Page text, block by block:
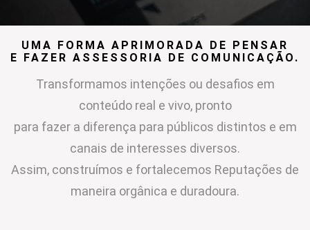
UMA FORMA APRIMORADA DE PENSAR
E FAZER ASSESSORIA DE COMUNICAÇÃO.
Transformamos intenções ou desafios em
conteúdo real e vivo, pronto
para fazer a diferença para públicos distintos e em
canais de interesses diversos.
Assim, construímos e fortalecemos Reputações de
maneira orgânica e duradoura.